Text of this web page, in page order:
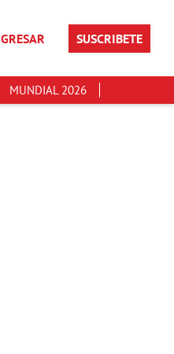
SUSCRIBETE
MUNDIAL 2026